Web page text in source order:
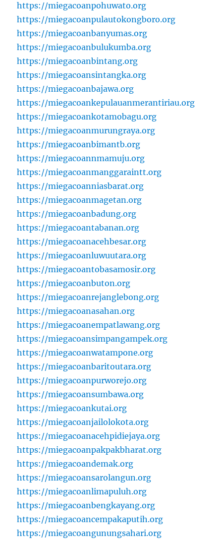
https://miegacoanpohuwato.org
https://miegacoanpulautokongboro.org
https://miegacoanbanyumas.org
https://miegacoanbulukumba.org
https://miegacoanbintang.org
https://miegacoansintangka.org
https://miegacoanbajawa.org
https://miegacoankepulauanmerantiriau.org
https://miegacoankotamobagu.org
https://miegacoanmurungraya.org
https://miegacoanbimantb.org
https://miegacoannmamuju.org
https://miegacoanmanggaraintt.org
https://miegacoanniasbarat.org
https://miegacoanmagetan.org
https://miegacoanbadung.org
https://miegacoantabanan.org
https://miegacoanacehbesar.org
https://miegacoanluwuutara.org
https://miegacoantobasamosir.org
https://miegacoanbuton.org
https://miegacoanrejanglebong.org
https://miegacoanasahan.org
https://miegacoanempatlawang.org
https://miegacoansimpangampek.org
https://miegacoanwatampone.org
https://miegacoanbaritoutara.org
https://miegacoanpurworejo.org
https://miegacoansumbawa.org
https://miegacoankutai.org
https://miegacoanjailolokota.org
https://miegacoanacehpidiejaya.org
https://miegacoanpakpakbharat.org
https://miegacoandemak.org
https://miegacoansarolangun.org
https://miegacoanlimapuluh.org
https://miegacoanbengkayang.org
https://miegacoancempakaputih.org
https://miegacoangunungsahari.org